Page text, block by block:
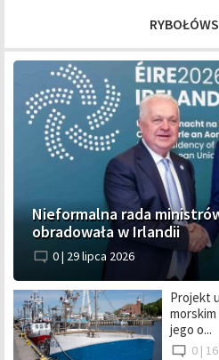
Nieformalna rada
obradowała w Irlandii
0 | 29 lipca 2026
Projekt
jego o...
0 |